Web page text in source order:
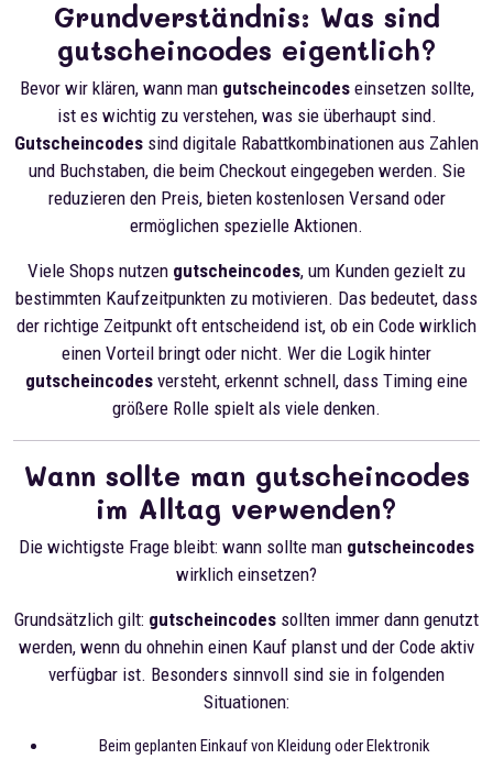
Grundverständnis: Was sind
gutscheincodes eigentlich?
Bevor wir klären, wann man gutscheincodeseinsetzen sollte,
ist es wichtig zu verstehen, was sie überhaupt sind.
Gutscheincodes sind digitale Rabattkombinationen aus Zahlen
und Buchstaben, die beim Checkout eingegeben werden. Sie
reduzieren den Preis, bieten kostenlosen Versand oder
ermöglichen spezielle Aktionen.
Viele Shops nutzen gutscheincodes, um Kunden gezielt zu
bestimmten Kaufzeitpunkten zu motivieren. Das bedeutet, dass
der richtige Zeitpunkt oft entscheidend ist, ob ein Code wirklich
einen Vorteil bringt oder nicht. Wer die Logik hinter
gutscheincodes versteht, erkennt schnell, dass Timing eine
größere Rolle spielt als viele denken.
Wann sollte man gutscheincodes
im Alltag verwenden?
Die wichtigste Frage bleibt: wann sollte man gutscheincodes
wirklich einsetzen?
Grundsätzlich gilt: gutscheincodes sollten immer dann genutzt
werden, wenn du ohnehin einen Kauf planst und der Code aktiv
verfügbar ist. Besonders sinnvoll sind sie in folgenden
Situationen:
Beim geplanten Einkauf von Kleidung oder Elektronik